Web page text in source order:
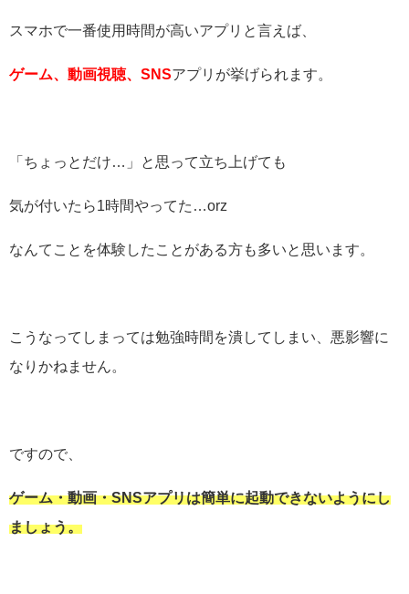
スマホで一番使用時間が高いアプリと言えば、
ゲーム、動画視聴、SNSアプリが挙げられます。
「ちょっとだけ…」と思って立ち上げても
気が付いたら1時間やってた…orz
なんてことを体験したことがある方も多いと思います。
こうなってしまっては勉強時間を潰してしまい、悪影響に
なりかねません。
ですので、
ゲーム・動画・SNSアプリは簡単に起動できないようにし
ましょう。